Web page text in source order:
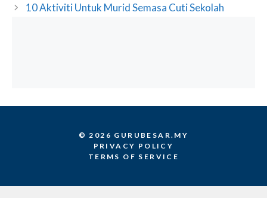
10 Aktiviti Untuk Murid Semasa Cuti Sekolah
© 2026 GURUBESAR.MY
PRIVACY POLICY
TERMS OF SERVICE